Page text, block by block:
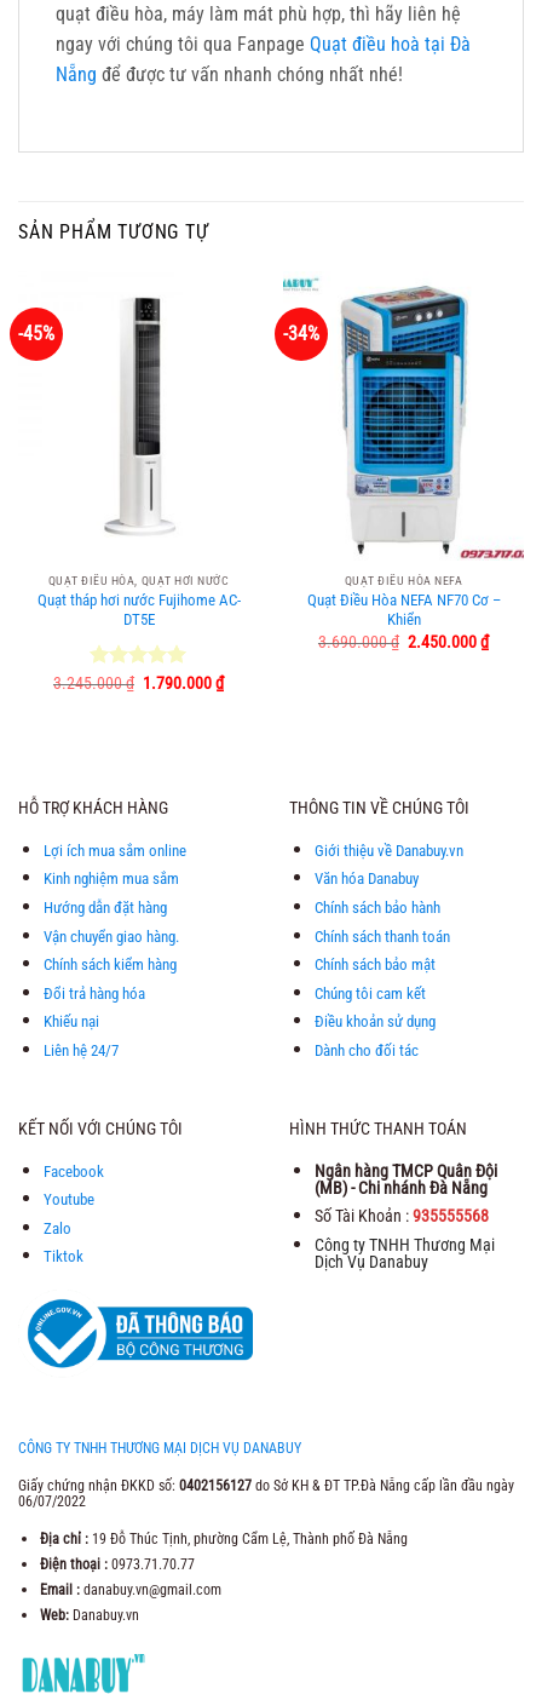
quạt điều hòa, máy làm mát phù hợp, thì hãy liên hệ
ngay với chúng tôi qua Fanpage Quạt điều hoà tại Đà
Nẵng để được tư vấn nhanh chóng nhất nhé!
SẢN PHẨM TƯƠNG TỰ
-45%
QUẠT ĐIỀU HÒA, QUẠT HƠI NƯỚC
Quạt tháp hơi nước Fujihome AC-
DT5E
Được xếp
3.245.000₫ Giá
1.790.000₫Giá
hiện
-34%
QUẠT ĐIỀU HÒA NEFA
Quạt Điều Hòa NEFA NF70 Cơ –
Khiển
3.690.000₫ Giá
2.450.000₫Giá
hiện
HỖ TRỢ KHÁCH HÀNG
Lợi ích mua sắm online
Kinh nghiệm mua sắm
Hướng dẫn đặt hàng
Vận chuyển giao hàng.
Chính sách kiểm hàng
Đổi trả hàng hóa
Khiếu nại
Liên hệ 24/7
THÔNG TIN VỀ CHÚNG TÔI
Giới thiệu về Danabuy.vn
Văn hóa Danabuy
Chính sách bảo hành
Chính sách thanh toán
Chính sách bảo mật
Chúng tôi cam kết
Điều khoản sử dụng
Dành cho đối tác
KẾT NỐI VỚI CHÚNG TÔI
Facebook
Youtube
Zalo
Tiktok
HÌNH THỨC THANH TOÁN
Ngân hàng TMCP Quân Đội
(MB) - Chi nhánh Đà Nẵng
Số Tài Khoản :935555568
Công ty TNHH Thương Mại
Dịch Vụ Danabuy
CÔNG TY TNHH THƯƠNG MẠI DỊCH VỤ DANABUY
Giấy chứng nhận ĐKKD số: 0402156127 do Sở KH & ĐT TP.Đà Nẵng cấp lần đầu ngày
06/07/2022
Địa chỉ :19 Đỗ Thúc Tịnh, phường Cẩm Lệ, Thành phố Đà Nẵng
Điện thoại :0973.71.70.77
Email : danabuy.vn@gmail.com
Web: Danabuy.vn